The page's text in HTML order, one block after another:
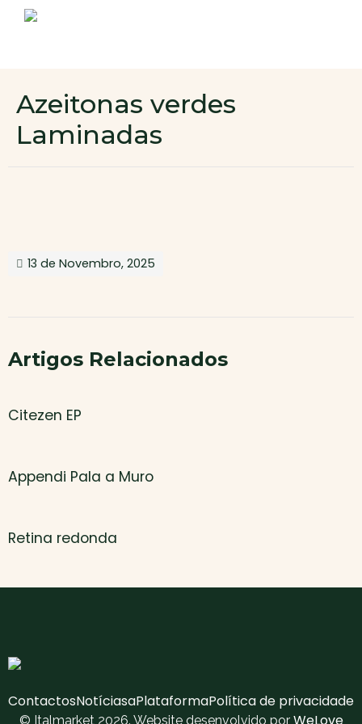
Área de cliente
Azeitonas verdes
Laminadas
13 de Novembro, 2025
Artigos Relacionados
Citezen EP
Appendi Pala a Muro
Retina redonda
ContactosNotíciasaPlataformaPolítica de privacidade
© Italmarket 2026. Website desenvolvido por